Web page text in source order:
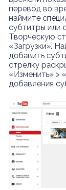
перевод во
наймите
субтитры или
Творческую
«Загрузки».
добавить
стрелку
«Изменить» >
добавления